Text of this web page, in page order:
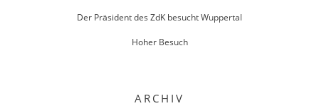
Der Präsident des ZdK besucht Wuppertal
Hoher Besuch
ARCHIV